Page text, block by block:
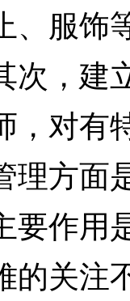
、服饰
次，建
，对有
理方面
要作用
的关注